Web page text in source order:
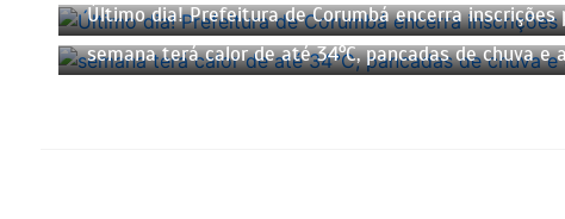
Último dia! Prefeitura de Corumbá encerra
semana terá calor de até 34°C, pancadas de chuva